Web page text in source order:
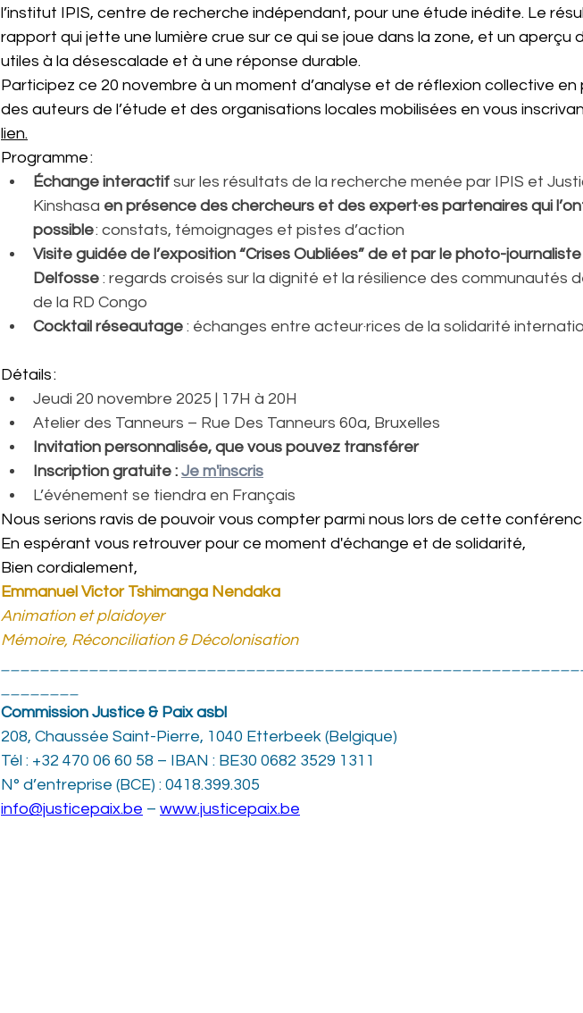
l’institut IPIS, centre de recherche indépendant, pour une étude inédite. Le
rapport qui jette une lumière crue sur ce qui se joue dans la zone, et un aperçu
utiles à la désescalade et à une réponse durable.
Participez ce 20 novembre à un moment d’analyse et de réflexion collective en
des auteurs de l’étude et des organisations locales mobilisées en vous
lien.
Programme :
Échange interactif sur les résultats de la recherche menée par IPIS et
Kinshasa en présence des chercheurs et des expert·es partenaires qui
possible : constats, témoignages et pistes d’action
Visite guidée de l’exposition “Crises Oubliées” de et par le photo-journaliste
Delfosse : regards croisés sur la dignité et la résilience des communautés
de la RD Congo
Cocktail réseautage : échanges entre acteur·rices de la solidarité
Détails :
Jeudi 20 novembre 2025 | 17H à 20H
Atelier des Tanneurs – Rue Des Tanneurs 60a, Bruxelles
Invitation personnalisée, que vous pouvez transférer
Inscription gratuite : Je m'inscris
L’événement se tiendra en Français
Nous serions ravis de pouvoir vous compter parmi nous lors de cette
En espérant vous retrouver pour ce moment d'échange et de solidarité,
Bien cordialement,
Emmanuel Victor Tshimanga Nendaka
Animation et plaidoyer
Mémoire, Réconciliation & Décolonisation
Commission Justice & Paix asbl
208, Chaussée Saint-Pierre, 1040 Etterbeek (Belgique)
Tél : +32 470 06 60 58 – IBAN : BE30 0682 3529 1311
N° d’entreprise (BCE) : 0418.399.305
info@justicepaix.be – www.justicepaix.be